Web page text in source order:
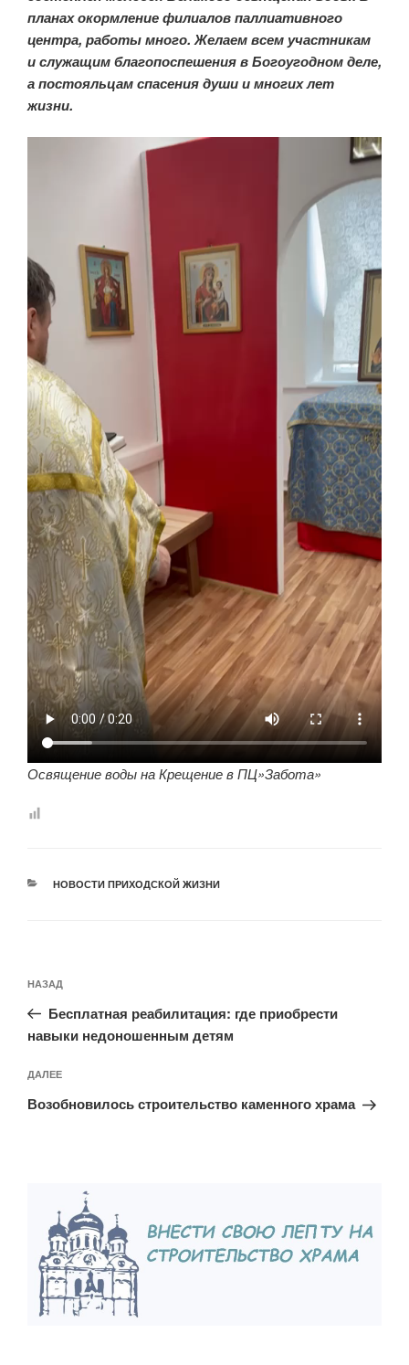
планах окормление филиалов паллиативного
центра, работы много. Желаем всем участникам
и служащим благопоспешения в Богоугодном деле,
а постояльцам спасения души и многих лет
жизни.
Освящение воды на Крещение в ПЦ»Забота»
РУБРИКИ
НОВОСТИ ПРИХОДСКОЙ ЖИЗНИ
по
записям
Предыдущая
запись:
НАЗАД
Бесплатная реабилитация: где приобрести
навыки недоношенным детям
Следующая
запись
ДАЛЕЕ
Возобновилось строительство каменного храма